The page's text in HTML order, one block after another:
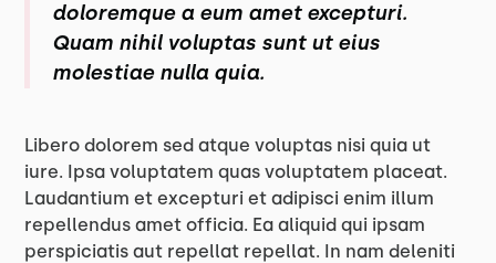
doloremque a eum amet excepturi.
Quam nihil voluptas sunt ut eius
molestiae nulla quia.
Libero dolorem sed atque voluptas nisi quia ut
iure. Ipsa voluptatem quas voluptatem placeat.
Laudantium et excepturi et adipisci enim illum
repellendus amet officia. Ea aliquid qui ipsam
perspiciatis aut repellat repellat. In nam deleniti